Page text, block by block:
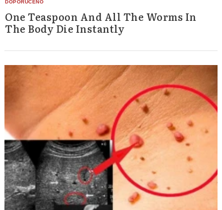
One Teaspoon And All The Worms In
The Body Die Instantly